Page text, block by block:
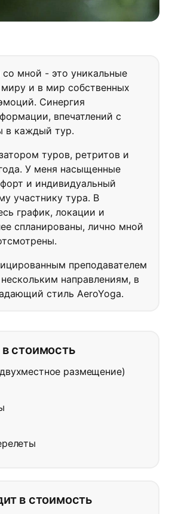
мной - это уникальные
и в мир собственных
Синергия
впечатлений с
в каждый тур.
туров, ретритов и
У меня насыщенные
и индивидуальный
участнику тура. В
график, локации и
спланированы, лично мной
преподавателем
направлениям, в
стиль AeroYoga.
стоимость
размещение)
в стоимость